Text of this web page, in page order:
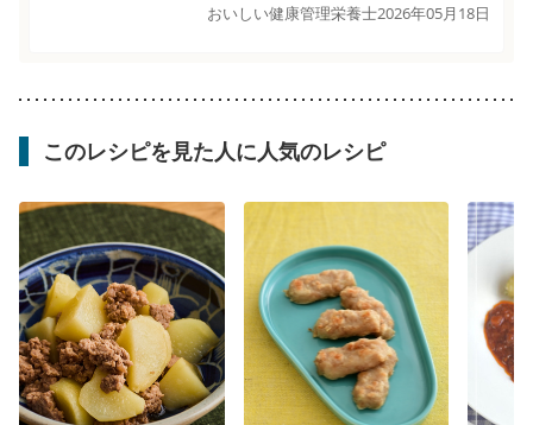
おいしい健康管理栄養士2026年05月18日
このレシピを見た人に人気のレシピ